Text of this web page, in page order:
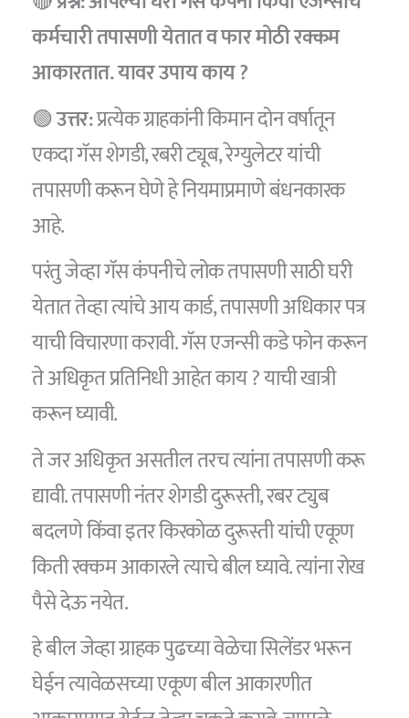
कर्मचारी तपासणी येतात व फार मोठी रक्कम
आकारतात. यावर उपाय काय ?
🟢उत्तर:प्रत्येक ग्राहकांनी किमान दोन वर्षातून
एकदा गॅस शेगडी, रबरी ट्यूब, रेग्युलेटर यांची
तपासणी करून घेणे हे नियमाप्रमाणे बंधनकारक
आहे.
परंतु जेव्हा गॅस कंपनीचे लोक तपासणी साठी घरी
येतात तेव्हा त्यांचे आय कार्ड, तपासणी अधिकार पत्र
याची विचारणा करावी. गॅस एजन्सी कडे फोन करून
ते अधिकृत प्रतिनिधी आहेत काय ? याची खात्री
करून घ्यावी.
ते जर अधिकृत असतील तरच त्यांना तपासणी करू
द्यावी. तपासणी नंतर शेगडी दुरूस्ती, रबर ट्युब
बदलणे किंवा इतर किरकोळ दुरूस्ती यांची एकूण
किती रक्कम आकारले त्याचे बील घ्यावे. त्यांना रोख
पैसे देऊ नयेत.
हे बील जेव्हा ग्राहक पुढच्या वेळेचा सिलेंडर भरून
घेईन त्यावेळसच्या एकूण बील आकारणीत